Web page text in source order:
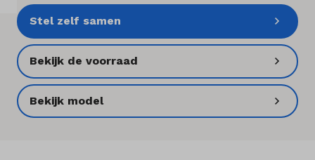
Nederland
Taal
Nederlands
Stel zelf samen
Bekijk de voorraad
Bekijk model